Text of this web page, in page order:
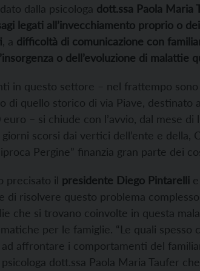
dalla psicologa dott.ssa Paola Maria
legati all’invecchiamento proprio o
, a difficoltà di comunicazione con
o dell’evoluzione di malattie
in questo settore – nel frattempo
di quello storico di via Piave, destinato
– si chiude con l’avvio, dal mese di
scorsi dai vertici dell’ente e della,
Pergine” finanzia gran parte dei
precisato il presidente Diego Pintarelli
di risolvere questo problema
che si trovano coinvolte in questa
per le famiglie. “Le quali spesso
affrontare i comportamenti del
dott.ssa Paola Maria Taufer